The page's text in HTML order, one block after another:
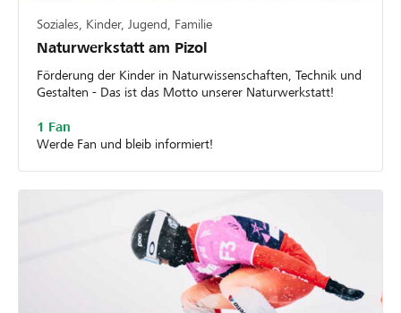
Soziales, Kinder, Jugend, Familie
Naturwerkstatt am Pizol
Förderung der Kinder in Naturwissenschaften, Technik und
Gestalten - Das ist das Motto unserer Naturwerkstatt!
1 Fan
Werde Fan und bleib informiert!